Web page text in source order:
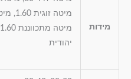
מידות
יהודית